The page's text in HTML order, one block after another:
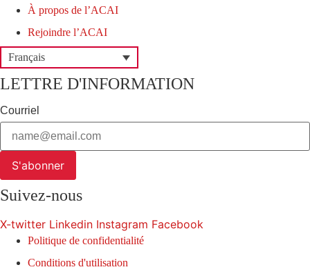
À propos de l’ACAI
Rejoindre l’ACAI
Français
LETTRE D'INFORMATION
Courriel
S'abonner
Suivez-nous
X-twitter Linkedin Instagram Facebook
Politique de confidentialité
Conditions d'utilisation